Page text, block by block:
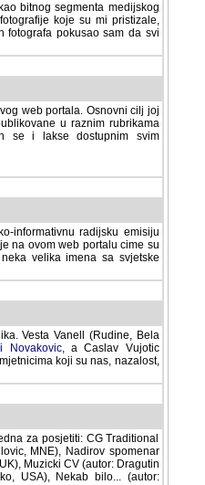
bitnog segmenta medijskog
koje su mi pristizale,
fotografa pokusao sam da svi
web portala. Osnovni cilj joj
u raznim rubrikama
se i lakse dostupnim svim
informativnu radijsku emisiju
na ovom web portalu cime su
velika imena sa svjetske
Vesta Vanell (Rudine, Bela
Novakovic, a Caslav Vujotic
koji su nas, nazalost,
za posjetiti: CG Traditional
MNE), Nadirov spomenar
Muzicki CV (autor: Dragutin
USA), Nekab bilo... (autor: